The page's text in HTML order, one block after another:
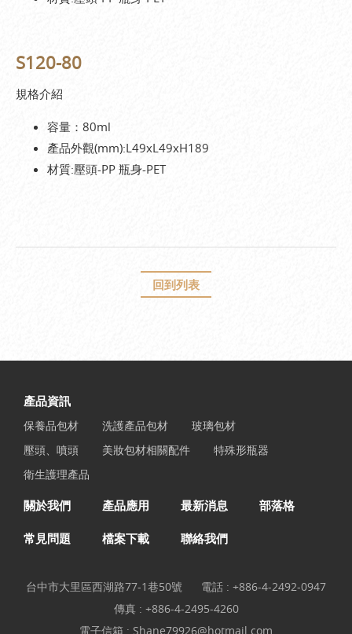
S120-80
規格介紹
容量：80ml
產品外觀(mm):L49xL49xH189
材質:壓頭-PP 瓶身-PET
回到列表
產品資訊
保養品包材 洗護產品包材
玻璃包材
壓頭、噴頭
美妝包材相關配件
特殊形瓶器
衛生護理產品
關於我們 產品應用 最新消息 部落格
常見問題 檔案下載 聯絡我們
台中市大里區西湖路77-1巷50號 電話 : +886-4-2492-0947
傳真 : +886-4-2495-4260
電子信箱 : Shane79926@hotmail.com